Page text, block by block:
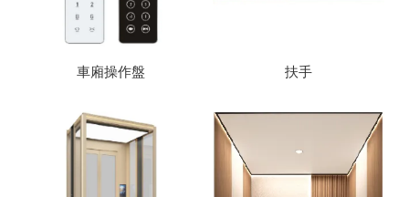
車廂操作盤 扶手